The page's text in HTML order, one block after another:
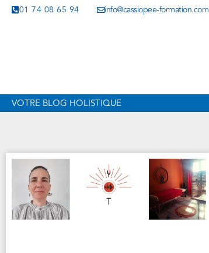
01 74 08 65 94 info@cassiopee-formation.com
VOTRE BLOG HOLISTIQUE